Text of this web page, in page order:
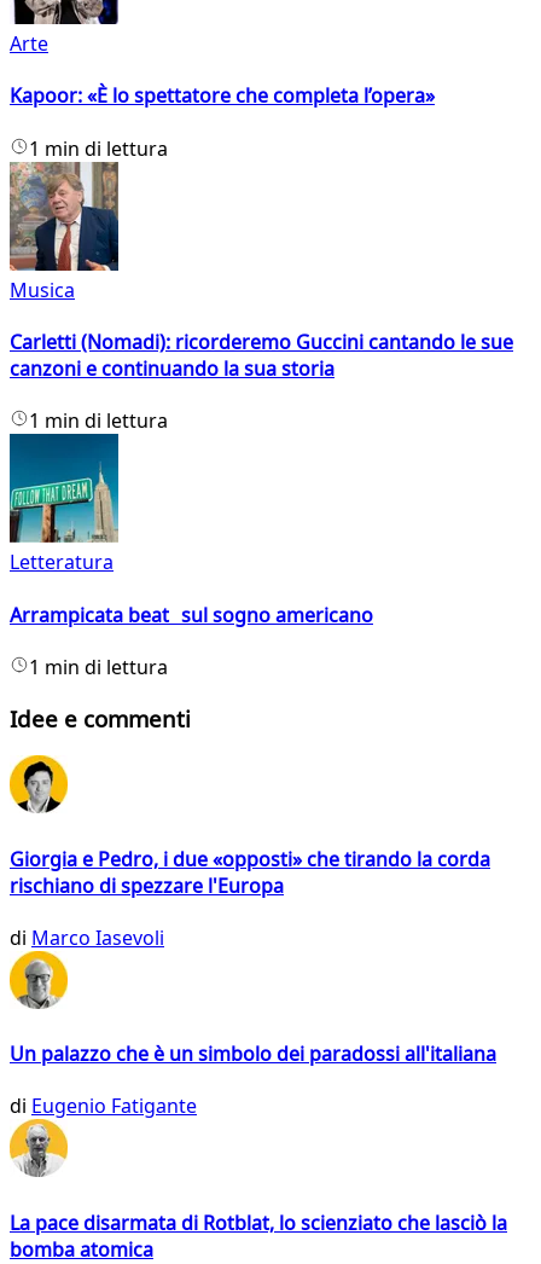
Arte
Kapoor: «È lo spettatore che completa l’opera»
1 min di lettura
Musica
Carletti (Nomadi): ricorderemo Guccini cantando le sue
canzoni e continuando la sua storia
1 min di lettura
Letteratura
Arrampicata beat sul sogno americano
1 min di lettura
Idee e commenti
Giorgia e Pedro, i due «opposti» che tirando la corda
rischiano di spezzare l'Europa
di Marco Iasevoli
Un palazzo che è un simbolo dei paradossi all'italiana
di Eugenio Fatigante
La pace disarmata di Rotblat, lo scienziato che lasciò la
bomba atomica